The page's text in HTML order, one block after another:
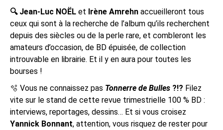
🔍 Jean-Luc NOËL et Irène Amrehn accueilleront tous
ceux qui sont à la recherche de l’album qu’ils recherchent
depuis des siècles ou de la perle rare, et combleront les
amateurs d’occasion, de BD épuisée, de collection
introuvable en librairie. Et il y en aura pour toutes les
bourses !
🫧 Vous ne connaissez pas Tonnerre de Bulles ?!? Filez
vite sur le stand de cette revue trimestrielle 100 % BD :
interviews, reportages, dessins… Et si vous croisez
Yannick Bonnant, attention, vous risquez de rester pour